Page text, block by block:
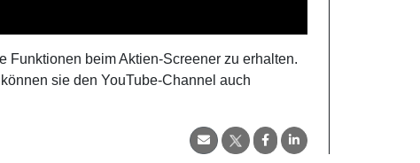
Funktionen beim Aktien-Screener zu erhalten.
sie den YouTube-Channel auch